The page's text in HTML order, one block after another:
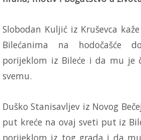
Slobodan Kuljić iz Kruševca
Bilećanima na hodočašće
porijeklom iz Bileće i da mu je
svemu.
Duško Stanisavljev iz Novog
put kreće na ovaj sveti put iz